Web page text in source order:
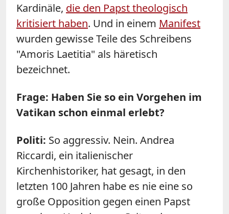
Kardinäle, die den Papst theologisch
kritisiert haben. Und in einem Manifest
wurden gewisse Teile des Schreibens
"Amoris Laetitia" als häretisch
bezeichnet.
Frage: Haben Sie so ein Vorgehen im
Vatikan schon einmal erlebt?
Politi: So aggressiv. Nein. Andrea
Riccardi, ein italienischer
Kirchenhistoriker, hat gesagt, in den
letzten 100 Jahren habe es nie eine so
große Opposition gegen einen Papst